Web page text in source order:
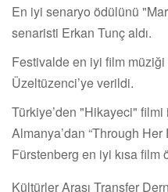
En iyi senaryo ödülünü
senaristi Erkan Tunç aldı.
Festivalde en iyi film
Üzeltüzenci’ye verildi.
Türkiye’den "Hikayeci" filmi
Almanya’dan “Through
Fürstenberg en iyi kısa film
Kültürler Arası Transfer